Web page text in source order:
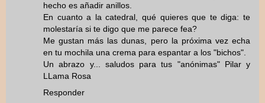
hecho es añadir anillos.
En cuanto a la catedral, qué quieres que te diga: te
molestaría si te digo que me parece fea?
Me gustan más las dunas, pero la próxima vez echa
en tu mochila una crema para espantar a los "bichos".
Un abrazo y... saludos para tus "anónimas" Pilar y
LLama Rosa
Responder